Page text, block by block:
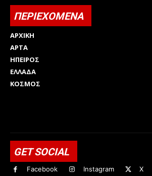
ΠΕΡΙΕΧΟΜΕΝΑ
ΑΡΧΙΚΗ
ΑΡΤΑ
ΗΠΕΙΡΟΣ
ΕΛΛΑΔΑ
ΚΟΣΜΟΣ
GET SOCIAL
Facebook Instagram X